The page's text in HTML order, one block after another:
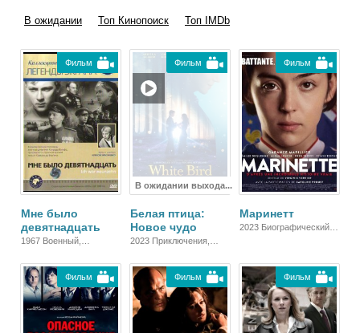
В ожидании Топ Кинопоиск Топ IMDb
Фильм
Мне было
девятнадцать
1967 Военный,
В ожидании выхода...
Фильм
Белая птица:
Новое чудо
2023 Приключения,
Биографический, Драма
Фильм
Маринетт
2023 Биографический,
Фильм Фильм Фильм